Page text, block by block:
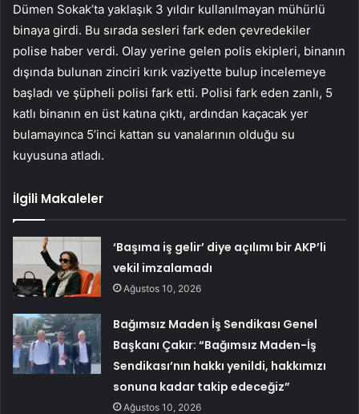
Dümen Sokak’ta yaklaşık 3 yıldır kullanılmayan mühürlü
binaya girdi. Bu sırada sesleri fark eden çevredekiler
polise haber verdi. Olay yerine gelen polis ekipleri, binanın
dışında bulunan zinciri kırık vaziyette bulup incelemeye
başladı ve şüpheli polisi fark etti. Polisi fark eden zanlı, 5
katlı binanın en üst katına çıktı, ardından kaçacak yer
bulamayınca 5’inci kattan su vanalarının olduğu su
kuyusuna atladı.
İlgili Makaleler
‘Başıma iş gelir’ diye açılımı bir AKP’li
vekil imzalamadı
Ağustos 10, 2026
Bağımsız Maden İş Sendikası Genel
Başkanı Çakır: “Bağımsız Maden-İş
Sendikası’nın hakkı yenildi, hakkımızı
sonuna kadar takip edeceğiz”
Ağustos 10, 2026